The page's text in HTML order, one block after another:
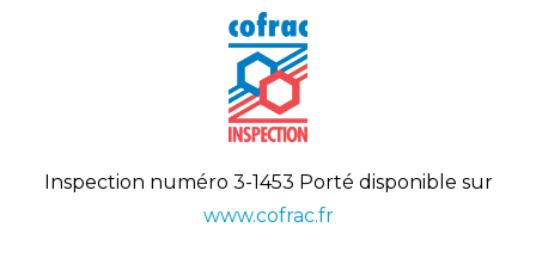
Inspection numéro 3-1453 Porté disponible sur
www.cofrac.fr